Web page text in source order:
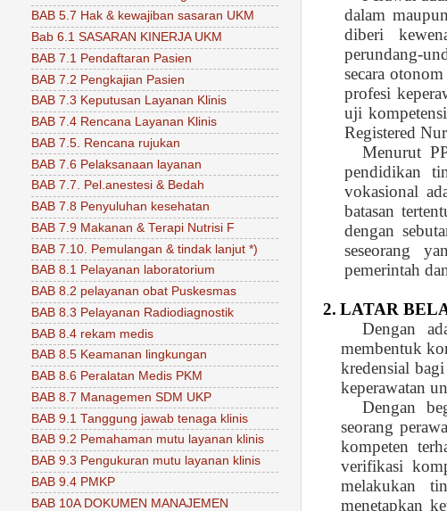
dalam
diberi
perundang-
secara
profesi
uji
Registered
Menurut
pendidikan
vokasional
batasan
dengan
seseorang
pemerintah
2. LATAR
Dengan
membentuk
kredensial
keperawatan
Dengan
seorang
kompeten
verifikasi
melakukan
menetapkan
BAB 5.7 Hak & kewajiban sasaran UKM
Bab 6.1 SASARAN KINERJA UKM
BAB 7.1 Pendaftaran Pasien
BAB 7.2 Pengkajian Pasien
BAB 7.3 Keputusan Layanan Klinis
BAB 7.4 Rencana Layanan Klinis
BAB 7.5. Rencana rujukan
BAB 7.6 Pelaksanaan layanan
BAB 7.7. Pel.anestesi & Bedah
BAB 7.8 Penyuluhan kesehatan
BAB 7.9 Makanan & Terapi Nutrisi F
BAB 7.10. Pemulangan & tindak lanjut *)
BAB 8.1 Pelayanan laboratorium
BAB 8.2 pelayanan obat Puskesmas
BAB 8.3 Pelayanan Radiodiagnostik
BAB 8.4 rekam medis
BAB 8.5 Keamanan lingkungan
BAB 8.6 Peralatan Medis PKM
BAB 8.7 Managemen SDM UKP
BAB 9.1 Tanggung jawab tenaga klinis
BAB 9.2 Pemahaman mutu layanan klinis
BAB 9.3 Pengukuran mutu layanan klinis
BAB 9.4 PMKP
BAB 10A DOKUMEN MANAJEMEN